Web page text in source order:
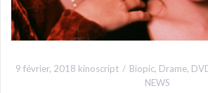
9 février, 2018 kinoscript Biopic, Drame,
NEWS